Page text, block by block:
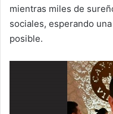
mientras miles de
sociales, esperando
posible.